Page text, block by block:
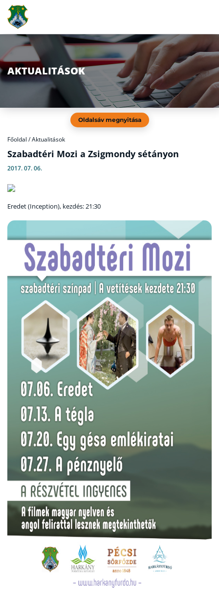
AKTUALITÁSOK
Oldalsáv megnyitása
Főoldal /Aktualitások
Szabadtéri Mozi a Zsigmondy sétányon
2017. 07. 06.
Eredet (Inception), kezdés: 21:30